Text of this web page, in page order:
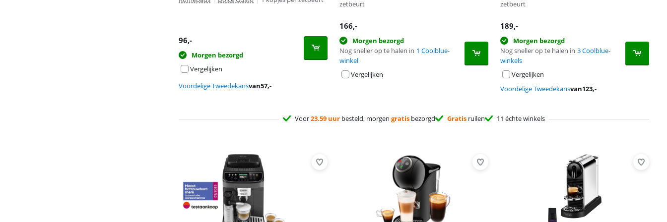
96,-
Morgen bezorgd
Vergelijken
Voordelige Tweedekansvan57,-
zetbeurt
166,-
Morgen bezorgd
Nog sneller op te halen in 1 Coolblue-
winkel
Vergelijken
zetbeurt
189,-
Morgen bezorgd
Nog sneller op te halen in 3 Coolblue-
winkels
Vergelijken
Voordelige Tweedekansvan123,-
Voor23.59 uur besteld, morgen gratis bezorgd Gratis ruilen 11 échte winkels